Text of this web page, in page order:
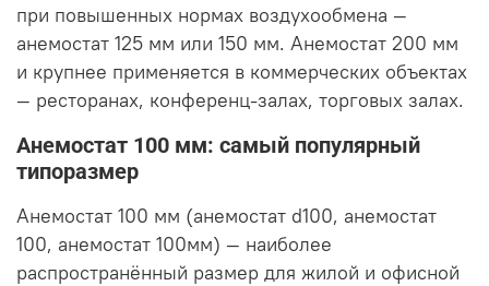
при повышенных нормах воздухообмена —
анемостат 125 мм или 150 мм. Анемостат 200 мм
и крупнее применяется в коммерческих объектах
— ресторанах, конференц-залах, торговых залах.
Анемостат 100 мм: самый популярный
типоразмер
Анемостат 100 мм (анемостат d100, анемостат
100, анемостат 100мм) — наиболее
распространённый размер для жилой и офисной